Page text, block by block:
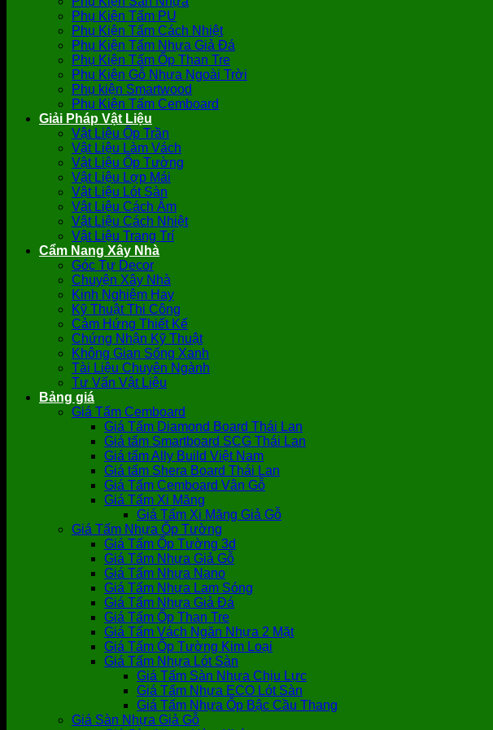
Phụ Kiện Tấm PU
Phụ Kiện Tấm Cách Nhiệt
Phụ Kiện Tấm Nhựa Giả Đá
Phụ Kiện Tấm Ốp Than Tre
Phụ Kiện Gỗ Nhựa Ngoài Trời
Phụ kiện Smartwood
Phụ Kiện Tấm Cemboard
Giải Pháp Vật Liệu
Vật Liệu Ốp Trần
Vật Liệu Làm Vách
Vật Liệu Ốp Tường
Vật Liệu Lợp Mái
Vật Liệu Lót Sàn
Vật Liệu Cách Âm
Vật Liệu Cách Nhiệt
Vật Liệu Trang Trí
Cẩm Nang Xây Nhà
Góc Tự Decor
Chuyện Xây Nhà
Kinh Nghiệm Hay
Kỹ Thuật Thi Công
Cảm Hứng Thiết Kế
Chứng Nhận Kỹ Thuật
Không Gian Sống Xanh
Tài Liệu Chuyên Ngành
Tư Vấn Vật Liệu
Bảng giá
Giá Tấm Cemboard
Giá Tấm Diamond Board Thái Lan
Giá tấm Smartboard SCG Thái Lan
Giá tấm Ally Build Việt Nam
Giá tấm Shera Board Thái Lan
Giá Tấm Cemboard Vân Gỗ
Giá Tấm Xi Măng
Giá Tấm Xi Măng Giả Gỗ
Giá Tấm Nhựa Ốp Tường
Giá Tấm Ốp Tường 3d
Giá Tấm Nhựa Giả Gỗ
Giá Tấm Nhựa Nano
Giá Tấm Nhựa Lam Sóng
Giá Tấm Nhựa Giả Đá
Giá Tấm Ốp Than Tre
Giá Tấm Vách Ngăn Nhựa 2 Mặt
Giá Tấm Ốp Tường Kim Loại
Giá Tấm Nhựa Lót Sàn
Giá Tấm Sàn Nhựa Chịu Lực
Giá Tấm Nhựa ECO Lót Sàn
Giá Tấm Nhựa Ốp Bậc Cầu Thang
Giá Sàn Nhựa Giả Gỗ